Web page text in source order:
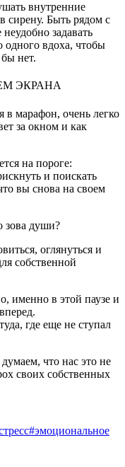
внутренние
сирену. Быть рядом с
задавать
одного вдоха, чтобы
бы нет.
ЭКРАНА
в марафон, очень легко
за окном и как
на пороге:
и поискать
вы снова на своем
зова души?
оглянуться и
собственной
именно в этой паузе и
где еще не ступал
что нас это не
своих собственных
#эмоциональное